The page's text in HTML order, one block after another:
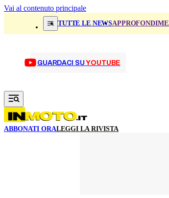
Vai al contenuto principale
TUTTE LE NEWS
GUARDACI SUYOUTUBE
ABBONATI ORALEGGI LA RIVISTA